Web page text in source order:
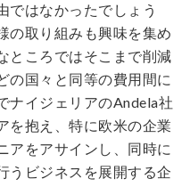
ではなかったでしょう
の取り組みも興味を集め
ところではそこまで削減
の国々と同等の費用間に
ナイジェリアのAndela社
を抱え、特に欧米の企業
アをアサインし、同時に
うビジネスを展開する企